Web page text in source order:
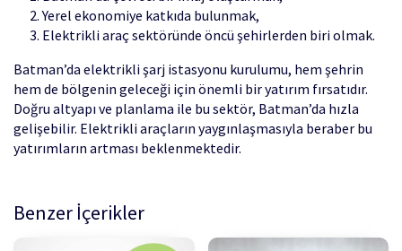
Yerel ekonomiye katkıda bulunmak,
Elektrikli araç sektöründe öncü şehirlerden biri olmak.
Batman’da elektrikli şarj istasyonu kurulumu, hem şehrin
hem de bölgenin geleceği için önemli bir yatırım fırsatıdır.
Doğru altyapı ve planlama ile bu sektör, Batman’da hızla
gelişebilir. Elektrikli araçların yaygınlaşmasıyla beraber bu
yatırımların artması beklenmektedir.
Benzer İçerikler